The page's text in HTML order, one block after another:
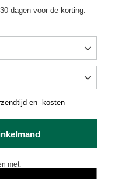
en -kosten
dagen voor de korting:
met: